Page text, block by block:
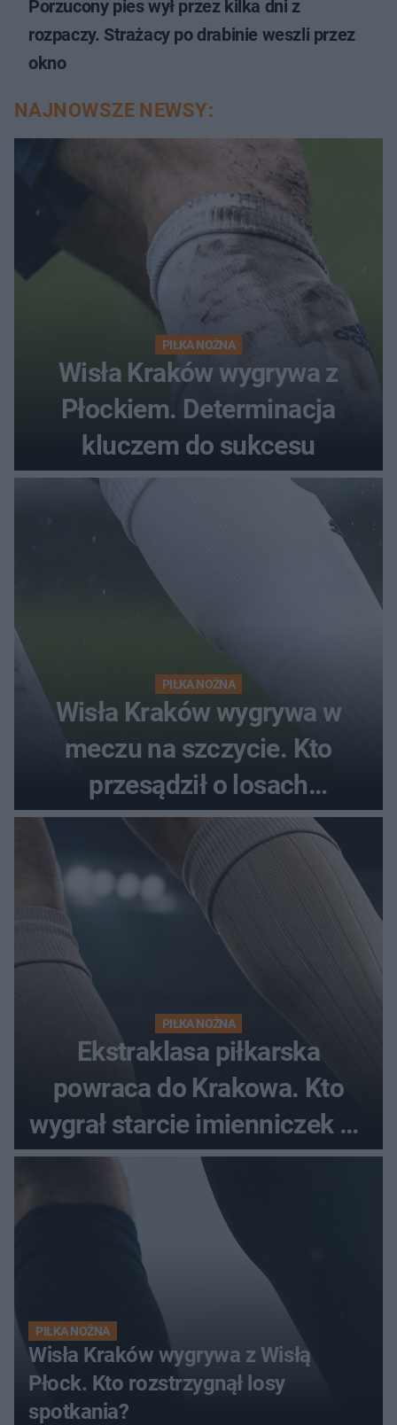
Porzucony pies wył przez kilka dni z
rozpaczy. Strażacy po drabinie weszli przez
okno
NAJNOWSZE NEWSY:
PIŁKA NOŻNA
Wisła Kraków wygrywa z
Płockiem. Determinacja
kluczem do sukcesu
PIŁKA NOŻNA
Wisła Kraków wygrywa w
meczu na szczycie. Kto
przesądził o losach
spotkania?
PIŁKA NOŻNA
Ekstraklasa piłkarska
powraca do Krakowa. Kto
wygrał starcie imienniczek na
pełnym stadionie
PIŁKA NOŻNA
Wisła Kraków wygrywa z Wisłą
Płock. Kto rozstrzygnął losy
spotkania?